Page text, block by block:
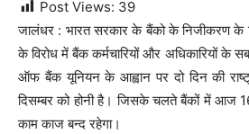
Post Views: 39
जालंधर : भारत सरकार के बैंको के निजीकरण के
के विरोध में बैंक कर्मचारियों और अधिकारियों के
ऑफ बैंक यूनियन के आह्वान पर दो दिन की
दिसम्बर को होनी है। जिसके चलते बैंकों में आज
काम काज बन्द रहेगा।